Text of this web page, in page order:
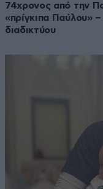
74χρονος από την
«πρίγκιπα Παύλου»
διαδικτύου